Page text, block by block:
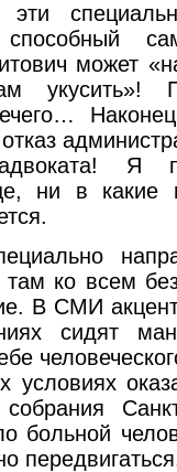
эти
может
укусить»!
Я
ни в какие
ко всем
В СМИ
сидят
условиях
больной